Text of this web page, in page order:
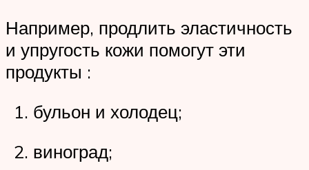
Например, продлить эластичность
и упругость кожи помогут эти
продукты :
бульон и холодец;
виноград;